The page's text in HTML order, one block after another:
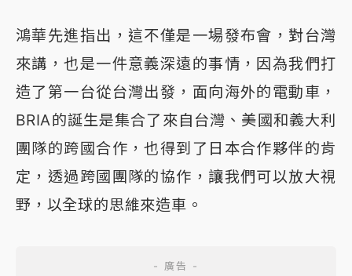
鴻華先進指出，這不僅是一場發布會，對台灣
來講，也是一件意義深遠的事情，因為我們打
造了第一台從台灣出發，面向海外的電動車，
BRIA的誕生是集合了來自台灣、美國和義大利
團隊的跨國合作，也得到了日本合作夥伴的肯
定，透過跨國團隊的協作，讓我們可以放大視
野，以全球的思維來造車。